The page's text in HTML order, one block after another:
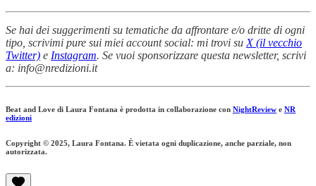
Se hai dei suggerimenti su tematiche da affrontare e/o dritte di ogni
tipo, scrivimi pure sui miei account social: mi trovi su X (il vecchio
Twitter) e Instagram. Se vuoi sponsorizzare questa newsletter, scrivi
a: info@nredizioni.it
Beat and Love di Laura Fontana è prodotta in collaborazione con NightReview e NR
edizioni
Copyright © 2025, Laura Fontana. È vietata ogni duplicazione, anche parziale, non
autorizzata.